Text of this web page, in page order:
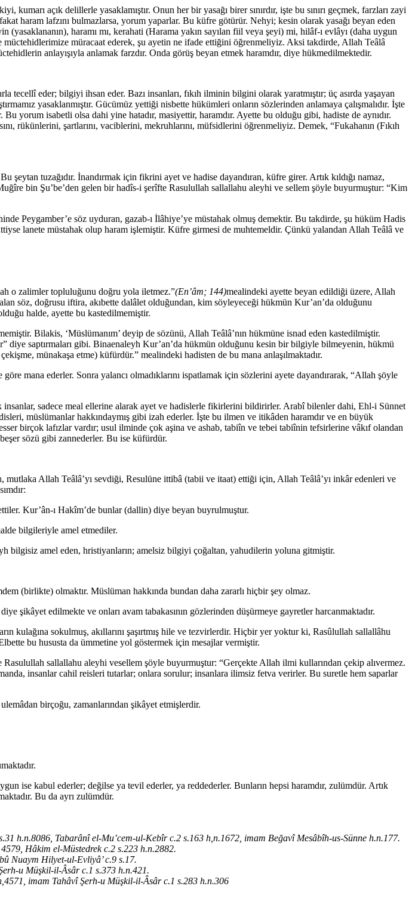
kumarı açık delillerle yasaklamıştır. Onun her bir yasağı birer sınırdır, işte bu sınırı geçmek, farzları zayi
haram lafzını bulmazlarsa, yorum yaparlar. Bu küfre götürür. Nehyi; kesin olarak yasağı beyan eden
(yasaklananın), haramı mı, kerahati (Harama yakın sayılan fiil veya şeyi) mi, hilâf-ı evlâyı (daha uygun
müracaat ederek, şu ayetin ne ifade ettiğini öğrenmeliyiz. Aksi takdirde, Allah Teâlâ
anlayışıyla anlamak farzdır. Onda görüş beyan etmek haramdır, diye hükmedilmektedir.
tecellî eder; bilgiyi ihsan eder. Bazı insanları, fıkıh ilminin bilgini olarak yaratmıştır; üç asırda yaşayan
yasaklanmıştır. Gücümüz yettiği nisbette hükümleri onların sözlerinden anlamaya çalışmalıdır. İşte
yorum isabetli olsa dahi yine hatadır, masiyettir, haramdır. Ayette bu olduğu gibi, hadiste de aynıdır.
rükünlerini, şartlarını, vaciblerini, mekruhlarını, müfsidlerini öğrenmeliyiz. Demek, “Fukahanın (Fıkıh
tuzağıdır. İnandırmak için fikrini ayet ve hadise dayandıran, küfre girer. Artık kıldığı namaz,
bin Şu’be’den gelen bir hadîs-i şerîfte Rasulullah sallallahu aleyhi ve sellem şöyle buyurmuştur: “Kim
Peygamber’e söz uyduran, gazab-ı İlâhiye’ye müstahak olmuş demektir. Bu takdirde, şu hüküm Hadis
lanete müstahak olup haram işlemiştir. Küfre girmesi de muhtemeldir. Çünkü yalandan Allah Teâlâ ve
o zalimler topluluğunu doğru yola iletmez.”(En’âm; 144)mealindeki ayette beyan edildiği üzere, Allah
söz, doğrusu iftira, akıbette dalâlet olduğundan, kim söyleyeceği hükmün Kur’an’da olduğunu
halde, ayette bu kastedilmemiştir.
Bilakis, ‘Müslümanım’ deyip de sözünü, Allah Teâlâ’nın hükmüne isnad eden kastedilmiştir.
diye saptırmaları gibi. Binaenaleyh Kur’an’da hükmün olduğunu kesin bir bilgiyle bilmeyenin, hükmü
münakaşa etme) küfürdür.” mealindeki hadisten de bu mana anlaşılmaktadır.
mana ederler. Sonra yalancı olmadıklarını ispatlamak için sözlerini ayete dayandırarak, “Allah şöyle
insanlar, sadece meal ellerine alarak ayet ve hadislerle fikirlerini bildirirler. Arabî bilenler dahi, Ehl-i Sünnet
müslümanlar hakkındaymış gibi izah ederler. İşte bu ilmen ve itikâden haramdır ve en büyük
birçok lafızlar vardır; usul ilminde çok aşina ve ashab, tabiîn ve tebei tabiînin tefsirlerine vâkıf olandan
sözü gibi zannederler. Bu ise küfürdür.
Allah Teâlâ’yı sevdiği, Resulüne ittibâ (tabii ve itaat) ettiği için, Allah Teâlâ’yı inkâr edenleri ve
Kur’ân-ı Hakîm’de bunlar (dallin) diye beyan buyrulmuştur.
bilgileriyle amel etmediler.
bilgisiz amel eden, hristiyanların; amelsiz bilgiyi çoğaltan, yahudilerin yoluna gitmiştir.
(birlikte) olmaktır. Müslüman hakkında bundan daha zararlı hiçbir şey olmaz.
şikâyet edilmekte ve onları avam tabakasının gözlerinden düşürmeye gayretler harcanmaktadır.
kulağına sokulmuş, akıllarını şaşırtmış hile ve tezvirlerdir. Hiçbir yer yoktur ki, Rasûlullah sallallâhu
bu hususta da ümmetine yol göstermek için mesajlar vermiştir.
sallallahu aleyhi vesellem şöyle buyurmuştur: “Gerçekte Allah ilmi kullarından çekip alıvermez.
insanlar cahil reisleri tutarlar; onlara sorulur; insanlara ilimsiz fetva verirler. Bu suretle hem saparlar
birçoğu, zamanlarından şikâyet etmişlerdir.
ise kabul ederler; değilse ya tevil ederler, ya reddederler. Bunların hepsi haramdır, zulümdür. Artık
Bu da ayrı zulümdür.
h.n.8086, Tabarânî el-Mu’cem-ul-Kebîr c.2 s.163 h,n.1672, imam Beğavî Mesâbîh-us-Sünne h.n.177.
Hâkim el-Müstedrek c.2 s.223 h.n.2882.
Nuaym Hilyet-ul-Evliyâ’ c.9 s.17.
u Müşkil-il-Âsâr c.1 s.373 h.n.421.
imam Tahâvî Şerh-u Müşkil-il-Âsâr c.1 s.283 h.n.306